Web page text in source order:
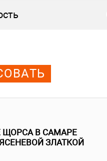
ЩОРСА В САМАРЕ
ЗЛАТКОЙ